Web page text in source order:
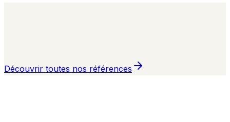
Découvrir toutes nos références